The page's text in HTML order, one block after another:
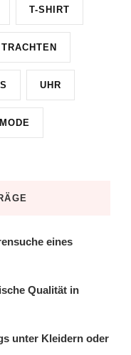
T-SHIRT
TRACHTEN
UHR
eines
Qualität in
unter Kleidern oder